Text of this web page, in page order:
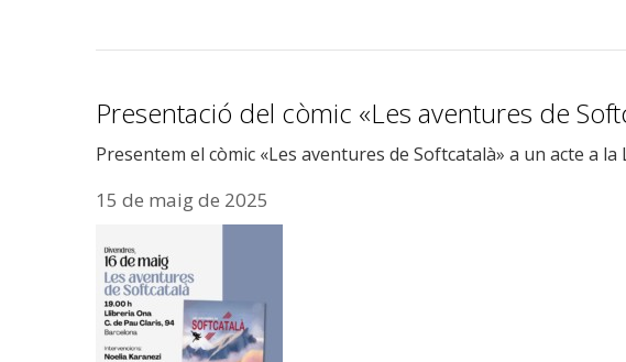
Presentació del còmic «Les aventures de
Presentem el còmic «Les aventures de Softcatalà» a un acte a
15 de maig de 2025